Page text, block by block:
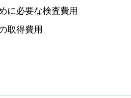
に必要な検査費用
取得費用